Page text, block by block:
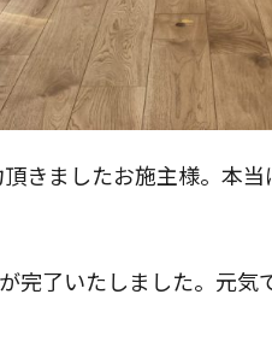
きましたお施主様。本
完了いたしました。元